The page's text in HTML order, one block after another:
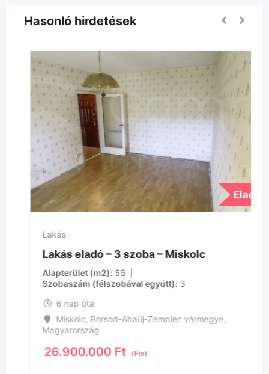
Hasonló hirdetések
Elad
Lakás
Lakás eladó – 3 szoba – Miskolc
Alapterület (m2) 55
Szobaszám (félszobával együtt) 3
6 nap óta
Miskolc, Borsod-Abaúj-Zemplén vármegye,
Magyarország
26.900.000Ft (Fix)